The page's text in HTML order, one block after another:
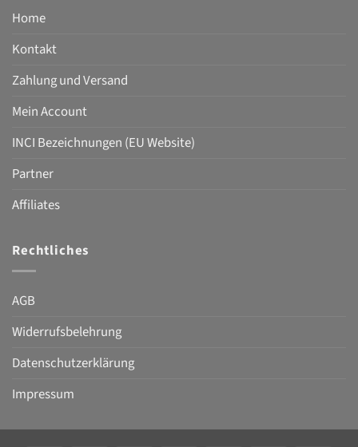
Home
Kontakt
Zahlung und Versand
Mein Account
INCI Bezeichnungen (EU Website)
Partner
Affiliates
Rechtliches
AGB
Widerrufsbelehrung
Datenschutzerklärung
Impressum